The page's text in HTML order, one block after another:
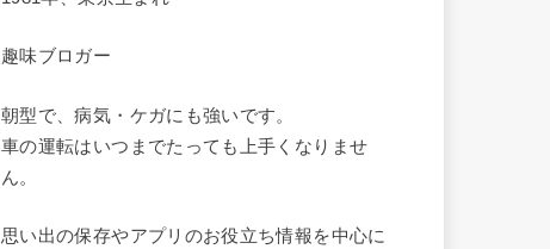
趣味ブロガー
朝型で、病気・ケガにも強いです。
車の運転はいつまでたっても上手くなりませ
ん。
思い出の保存やアプリのお役立ち情報を中心に